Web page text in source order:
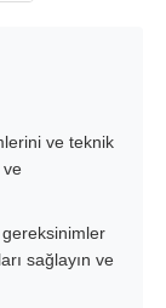
ve teknik
ve
sağlayın ve